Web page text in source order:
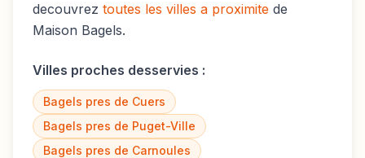
decouvrez toutes les villes a proximite de
Maison Bagels.
Villes proches desservies :
Bagels pres de Cuers
Bagels pres de Puget-Ville
Bagels pres de Carnoules